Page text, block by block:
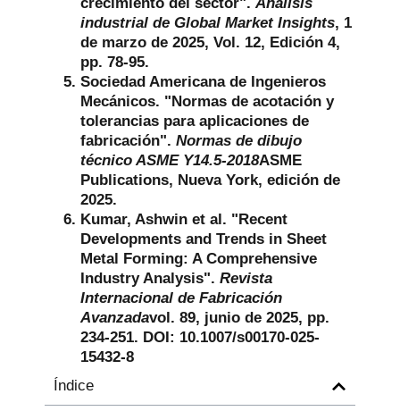
Índice
industrial de Global Market Insights, 1
de marzo de 2025, Vol. 12, Edición 4,
pp. 78-95.
Sociedad Americana de Ingenieros
Mecánicos. "Normas de acotación y
tolerancias para aplicaciones de
fabricación". Normas de dibujo
técnico ASME Y14.5-2018ASME
Publications, Nueva York, edición de
2025.
Kumar, Ashwin et al. "Recent
Developments and Trends in Sheet
Metal Forming: A Comprehensive
Industry Analysis". Revista
Internacional de Fabricación
Avanzadavol. 89, junio de 2025, pp.
234-251. DOI: 10.1007/s00170-025-
15432-8